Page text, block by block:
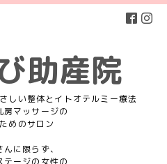
助産院
しい整体とイトオテルミー療法
房マッサージの
めのサロン
に限らず、
テージの女性の